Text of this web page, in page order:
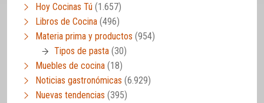
Hoy Cocinas Tú (1.657)
Libros de Cocina (496)
Materia prima y productos (954)
Tipos de pasta (30)
Muebles de cocina (18)
Noticias gastronómicas (6.929)
Nuevas tendencias (395)